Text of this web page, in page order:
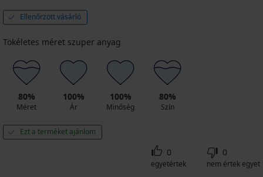
Ellenőrzött vásárló
Tökéletes méret szuper anyag
80%
Méret
100%
Ár
100%
Minőség
80%
Szín
Ezt a terméket ajánlom
0
egyetértek
0
nem értek egyet